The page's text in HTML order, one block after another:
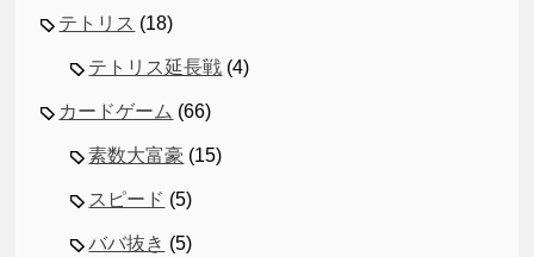
テトリス (18)
テトリス延長戦 (4)
カードゲーム (66)
素数大富豪 (15)
スピード (5)
ババ抜き (5)